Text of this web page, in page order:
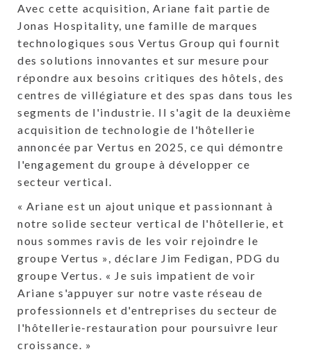
Avec cette acquisition, Ariane fait partie de
Jonas Hospitality, une famille de marques
technologiques sous Vertus Group qui fournit
des solutions innovantes et sur mesure pour
répondre aux besoins critiques des hôtels, des
centres de villégiature et des spas dans tous les
segments de l'industrie. Il s'agit de la deuxième
acquisition de technologie de l'hôtellerie
annoncée par Vertus en 2025, ce qui démontre
l'engagement du groupe à développer ce
secteur vertical.
« Ariane est un ajout unique et passionnant à
notre solide secteur vertical de l'hôtellerie, et
nous sommes ravis de les voir rejoindre le
groupe Vertus », déclare Jim Fedigan, PDG du
groupe Vertus. « Je suis impatient de voir
Ariane s'appuyer sur notre vaste réseau de
professionnels et d'entreprises du secteur de
l'hôtellerie-restauration pour poursuivre leur
croissance. »